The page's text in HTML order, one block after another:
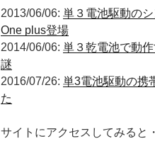
2013/06/06: 単３電池駆動の
One plus登場
2014/06/06: 単３乾電池で動
謎
2016/07/26: 単3電池駆動の携
た
サイトにアクセスしてみると